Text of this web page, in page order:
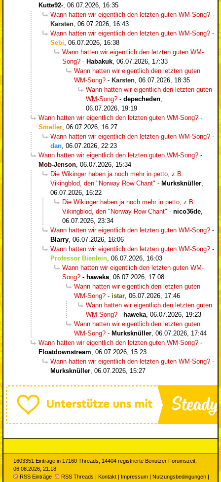
Kutte92- 06.07.2026, 16:35
Wann hatten wir eigentlich den letzten guten WM-Song? -
Karsten 06.07.2026, 16:43
Wann hatten wir eigentlich den letzten guten WM-Song? -
Sebi 06.07.2026, 16:38
Wann hatten wir eigentlich den letzten guten WM-
Song? - Habakuk 06.07.2026, 17:33
Wann hatten wir eigentlich den letzten guten
WM-Song? - Karsten 06.07.2026, 18:35
Wann hatten wir eigentlich den letzten guten
WM-Song? - depecheden
06.07.2026, 19:19
Wann hatten wir eigentlich den letzten guten WM-Song? -
Smeller 06.07.2026, 16:27
Wann hatten wir eigentlich den letzten guten WM-Song? -
dan 06.07.2026, 22:23
Wann hatten wir eigentlich den letzten guten WM-Song? -
Mob-Jenson 06.07.2026, 15:34
Die Wikinger haben ja noch mehr in petto, z.B.
Vikingblod, den "Norway Row Chant" - Murksknüller
06.07.2026, 16:22
Die Wikinger haben ja noch mehr in petto, z.B.
Vikingblod, den "Norway Row Chant" - nico36de
06.07.2026, 23:34
Wann hatten wir eigentlich den letzten guten WM-Song? -
Blarry 06.07.2026, 16:06
Wann hatten wir eigentlich den letzten guten WM-Song? -
Professor Bienlein 06.07.2026, 16:03
Wann hatten wir eigentlich den letzten guten WM-
Song? - haweka 06.07.2026, 17:08
Wann hatten wir eigentlich den letzten guten
WM-Song? - istar 06.07.2026, 17:46
Wann hatten wir eigentlich den letzten guten
WM-Song? - haweka 06.07.2026, 19:23
Wann hatten wir eigentlich den letzten guten
WM-Song? - Murksknüller 06.07.2026, 17:44
Wann hatten wir eigentlich den letzten guten WM-Song? -
Floatdownstream 06.07.2026, 15:23
Wann hatten wir eigentlich den letzten guten WM-Song? -
Murksknüller 06.07.2026, 15:27
1603351 Einträge in 17160 Threads, 14404 registrierte Benutzer Forumszeit:
06.08.2026, 21:18
RSS Einträge
RSS Threads | Kontakt | Impressum | Nutzungsbedingungen |